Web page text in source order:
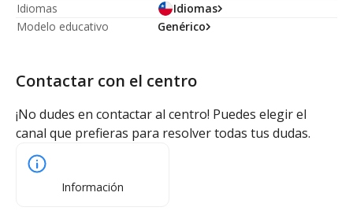
Idiomas
Idiomas
Modelo educativo
Genérico
Contactar con el centro
¡No dudes en contactar al centro! Puedes elegir el
canal que prefieras para resolver todas tus dudas.
Información